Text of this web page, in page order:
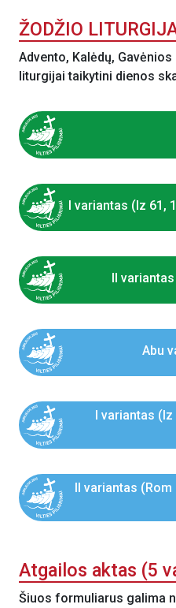
ŽODŽIO
Advento, Kalėdų,
liturgijai taikytini dienos
I variantas (Iz 61,
II
Abu
I variantas
II variantas
Atgailos aktas (5
Šiuos formuliarus galima